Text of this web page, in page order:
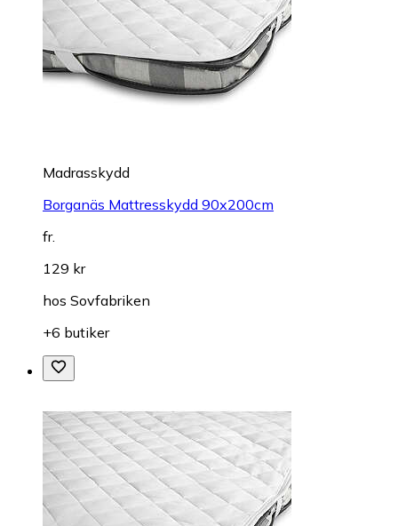
Madrasskydd
Borganäs Mattresskydd 90x200cm
fr.
129 kr
hos Sovfabriken
+6 butiker